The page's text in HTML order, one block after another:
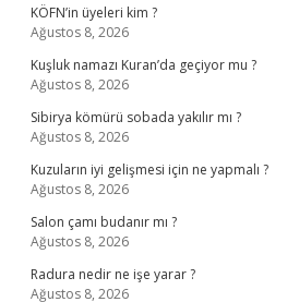
KÖFN’in üyeleri kim ?
Ağustos 8, 2026
Kuşluk namazı Kuran’da geçiyor mu ?
Ağustos 8, 2026
Sibirya kömürü sobada yakılır mı ?
Ağustos 8, 2026
Kuzuların iyi gelişmesi için ne yapmalı ?
Ağustos 8, 2026
Salon çamı budanır mı ?
Ağustos 8, 2026
Radura nedir ne işe yarar ?
Ağustos 8, 2026